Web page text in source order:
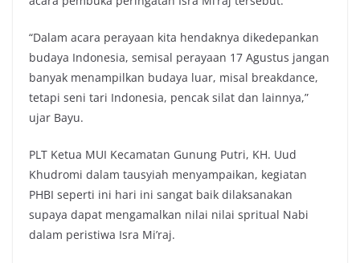
“Dalam acara perayaan kita hendaknya dikedepankan
budaya Indonesia, semisal perayaan 17 Agustus jangan
banyak menampilkan budaya luar, misal breakdance,
tetapi seni tari Indonesia, pencak silat dan lainnya,”
ujar Bayu.
PLT Ketua MUI Kecamatan Gunung Putri, KH. Uud
Khudromi dalam tausyiah menyampaikan, kegiatan
PHBI seperti ini hari ini sangat baik dilaksanakan
supaya dapat mengamalkan nilai nilai spritual Nabi
dalam peristiwa Isra Mi’raj.